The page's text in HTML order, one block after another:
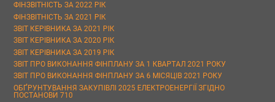
ФІНЗВІТНІСТЬ ЗА 2022 РІК
ФІНЗВІТНІСТЬ ЗА 2021 РІК
ЗВІТ КЕРІВНИКА ЗА 2021 РІК
ЗВІТ КЕРІВНИКА ЗА 2020 РІК
ЗВІТ КЕРІВНИКА ЗА 2019 РІК
ЗВІТ ПРО ВИКОНАННЯ ФІНПЛАНУ ЗА 1 КВАРТАЛ 2021 РОКУ
ЗВІТ ПРО ВИКОНАННЯ ФІНПЛАНУ ЗА 6 МІСЯЦІВ 2021 РОКУ
ОБҐРУНТУВАННЯ ЗАКУПІВЛІ 2025 ЕЛЕКТРОЕНЕРГІЇ ЗГІДНО
ПОСТАНОВИ 710